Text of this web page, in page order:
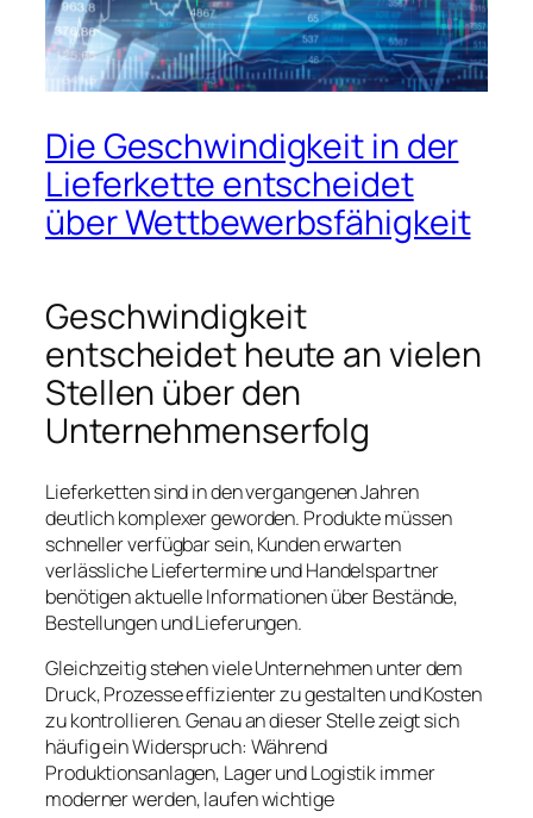
Die Geschwindigkeit in der
Lieferkette entscheidet
über Wettbewerbsfähigkeit
Geschwindigkeit
entscheidet heute an vielen
Stellen über den
Unternehmenserfolg
Lieferketten sind in den vergangenen Jahren
deutlich komplexer geworden. Produkte müssen
schneller verfügbar sein, Kunden erwarten
verlässliche Liefertermine und Handelspartner
benötigen aktuelle Informationen über Bestände,
Bestellungen und Lieferungen.
Gleichzeitig stehen viele Unternehmen unter dem
Druck, Prozesse effizienter zu gestalten und Kosten
zu kontrollieren. Genau an dieser Stelle zeigt sich
häufig ein Widerspruch: Während
Produktionsanlagen, Lager und Logistik immer
moderner werden, laufen wichtige